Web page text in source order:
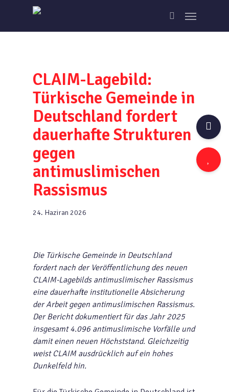
main
search
Menu
CLAIM-Lagebild:
Türkische Gemeinde in
Deutschland fordert
dauerhafte Strukturen
gegen
antimuslimischen
Rassismus
24. Haziran 2026
Die Türkische Gemeinde in Deutschland
fordert nach der Veröffentlichung des neuen
CLAIM-Lagebilds antimuslimischer Rassismus
eine dauerhafte institutionelle Absicherung
der Arbeit gegen antimuslimischen Rassismus.
Der Bericht dokumentiert für das Jahr 2025
insgesamt 4.096 antimuslimische Vorfälle und
damit einen neuen Höchststand. Gleichzeitig
weist CLAIM ausdrücklich auf ein hohes
Dunkelfeld hin.